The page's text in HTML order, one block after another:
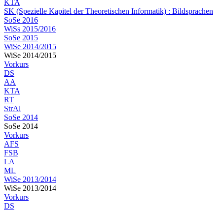
KTA
SK (Spezielle Kapitel der Theoretischen Informatik) : Bildsprachen
SoSe 2016
WiSs 2015/2016
SoSe 2015
WiSe 2014/2015
WiSe 2014/2015
Vorkurs
DS
AA
KTA
RT
StrAl
SoSe 2014
SoSe 2014
Vorkurs
AFS
FSB
LA
ML
WiSe 2013/2014
WiSe 2013/2014
Vorkurs
DS